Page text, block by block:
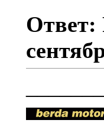
Ответ: